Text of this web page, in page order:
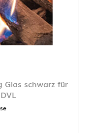
Glas schwarz für